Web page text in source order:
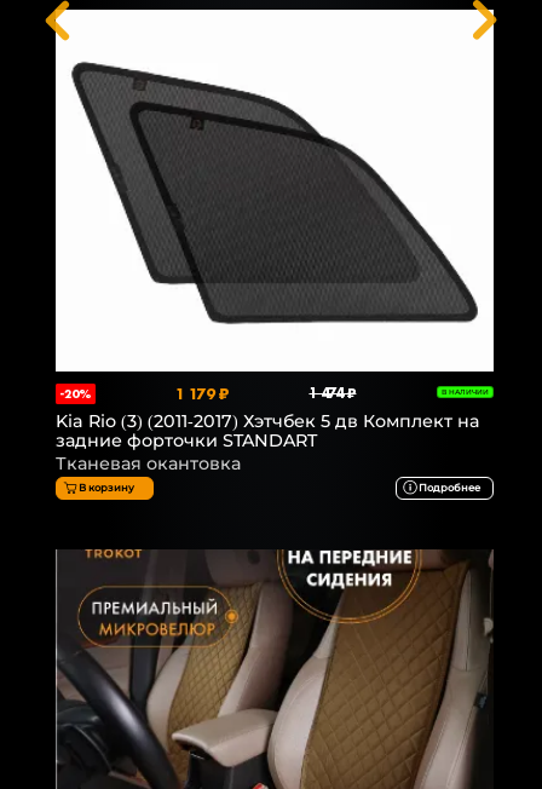
-20% 1 179 ₽ 1 474 ₽ В НАЛИЧИИ
Kia Rio (3) (2011-2017) Хэтчбек 5 дв Комплект на
задние форточки STANDART
Тканевая окантовка
В корзину Подробнее